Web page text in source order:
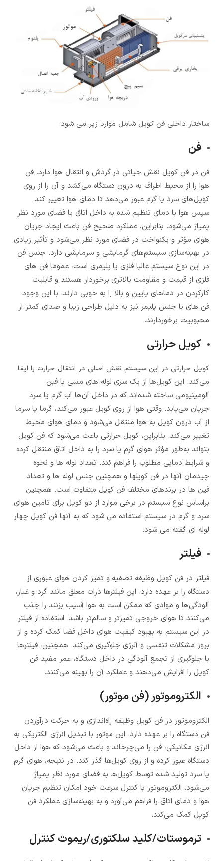
ساختار داخلی فن کویل شامل موارد زیر می شود:
فن
فن در فن کویل نقش حیاتی در گردش و انتقال هوا دارد. فن
هوا را از محیط اطراف به درون دستگاه می‌کشد و آن را از روی
کویل‌های سرد یا گرم عبور می‌دهد تا دمای هوا تغییر کند.
سپس هوا با دمای تنظیم شده به داخل اتاق یا فضای مورد نظر
پمپاژ می‌شود. بنابراین، عملکرد صحیح فن باعث ایجاد جریان
هوای مؤثر و یکنواخت در فضای مورد نظر می‌شود و تأثیر زیادی
در بهینه‌سازی سیستم‌های گرمایشی و سرمایشی دارد. جنس فن
در این نوع سیستم غالبا فلزی یا پلیمری است، عموما فن های
فلزی از قیمت و مقاومت بالاتری برخوردار هستند و قابلیت
کارکردن در دماهای پایین و بالا را به خوبی دارند. با این وجود
فن های با جنس پلیمر نیز به دلیل طراحی زیبا و صدای کمتر ار
محبوبیت برخوردارند.
کویل حرارتی
کویل حرارتی در این سیستم نقش اصلی در انتقال حرارت را ایفا
می‌کند. این کویل‌ها از یک سری لوله های مسی با فین
آلومینیومی ساخته شده‌اند که در داخل آن‌ها آب گرم یا سرد
جریان می‌یابد. وقتی هوا از روی کویل عبور می‌کند، گرما یا سرما
از آب درون کویل به هوا منتقل می‌شود و دمای هوای محیط
تغییر می‌کند. بنابراین، کویل حرارتی باعث می‌شود که فن کویل
بتواند به‌طور مؤثر هوای گرم یا سرد را به داخل اتاق منتقل کرده
و شرایط دمایی مطلوب را فراهم کند. تعداد لوله ها و نحوه
چیدمان آنها در فن کویلها و همچنین جنس لوله ها و تعداد
فین ها در برندهای مختلف فن کویل متفاوت است. همچنین
براساس نوع سیستم در برخی موارد از دو کویل برای تامین هوای
سرد و گرم در سیستم استفاده می شود که به آنها فن کویل چهار
لوله ای گفته می شود.
فیلتر
فیلتر در فن کویل وظیفه تصفیه و تمیز کردن هوای عبوری از
دستگاه را بر عهده دارد. این فیلترها ذرات معلق مانند گرد و غبار،
آلودگی‌ها و موادی که ممکن است به هوا آسیب بزنند را جذب
می‌کنند تا هوای خروجی تمیزتر و سالم‌تر باشد. استفاده از فیلتر
در این سیستم به بهبود کیفیت هوای داخل فضا کمک کرده و از
بروز مشکلات تنفسی و آلرژی جلوگیری می‌کند. همچنین، فیلترها
با جلوگیری از تجمع آلودگی در داخل دستگاه، عمر مفید فن
کویل را افزایش می‌دهند و عملکرد آن را بهینه می‌کنند.
الکتروموتور (فن موتور)
الکتروموتور در فن کویل وظیفه راه‌اندازی و به حرکت درآوردن
فن دستگاه را بر عهده دارد. این موتور با تبدیل انرژی الکتریکی به
انرژی مکانیکی، فن را می‌چرخاند و باعث می‌شود که هوا از داخل
دستگاه عبور کرده و از روی کویل‌ها گذر کند. در نتیجه، هوای گرم
یا سرد تولید شده توسط کویل‌ها به فضای مورد نظر پمپاژ
می‌شود. الکتروموتور با کنترل سرعت خود امکان تنظیم جریان
هوا و دمای اتاق را فراهم می‌آورد و به بهینه‌سازی عملکرد فن
کویل کمک می‌کند.
ترموستات/کلید سلکتوری/ریموت کنترل